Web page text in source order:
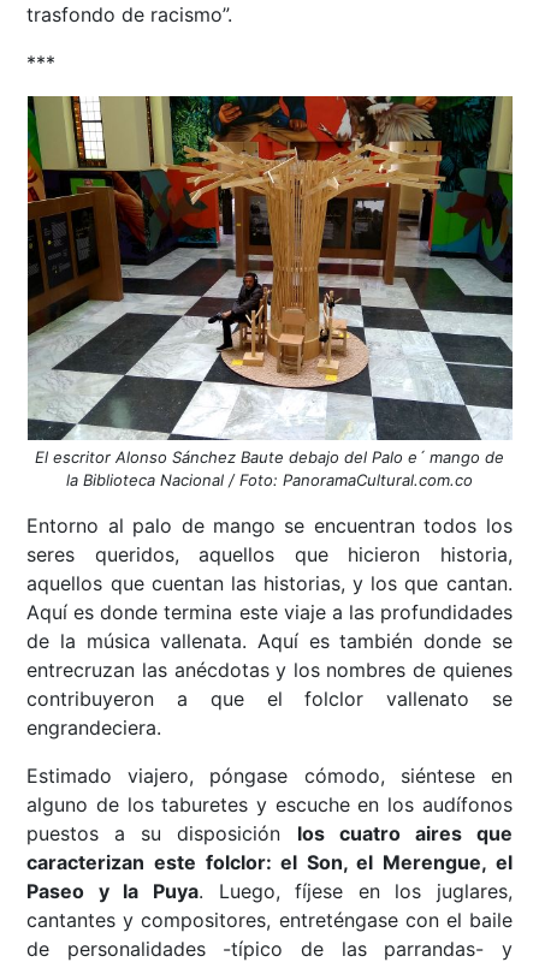
trasfondo de racismo”.
***
El escritor Alonso Sánchez Baute debajo del Palo e´ mango de
la Biblioteca Nacional / Foto: PanoramaCultural.com.co
Entorno al palo de mango se encuentran todos los
seres queridos, aquellos que hicieron historia,
aquellos que cuentan las historias, y los que cantan.
Aquí es donde termina este viaje a las profundidades
de la música vallenata. Aquí es también donde se
entrecruzan las anécdotas y los nombres de quienes
contribuyeron a que el folclor vallenato se
engrandeciera.
Estimado viajero, póngase cómodo, siéntese en
alguno de los taburetes y escuche en los audífonos
puestos a su disposición los cuatro aires que
caracterizan este folclor: el Son, el Merengue, el
Paseo y la Puya. Luego, fíjese en los juglares,
cantantes y compositores, entreténgase con el baile
de personalidades -típico de las parrandas- y